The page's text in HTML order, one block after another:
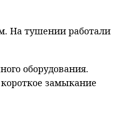
На тушении работали
оборудования.
замыкание